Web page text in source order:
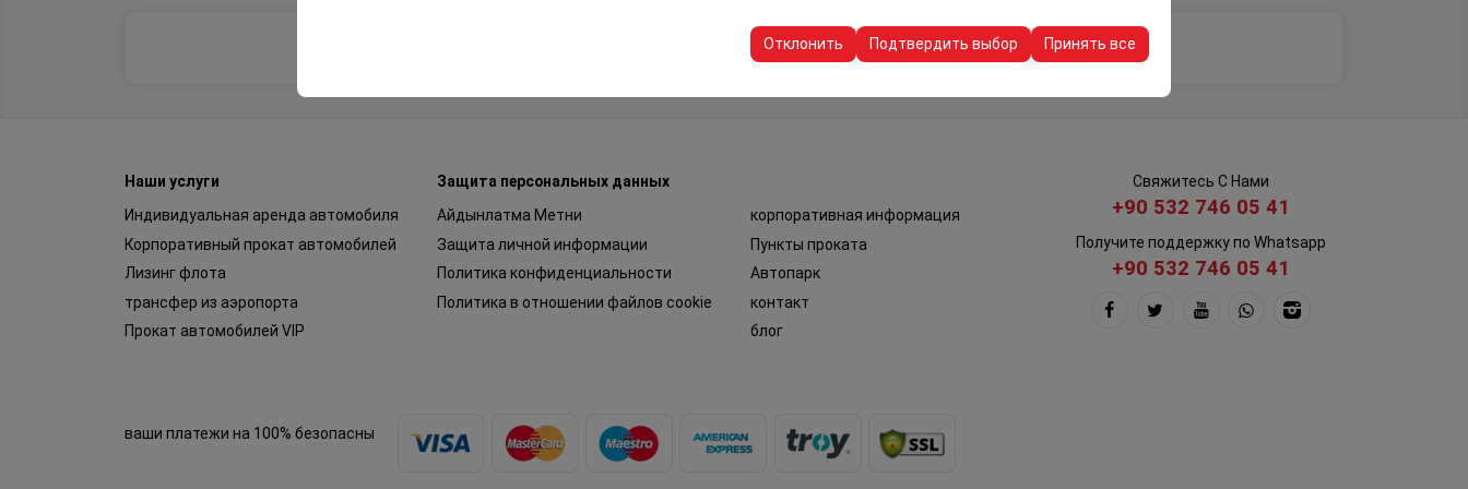
платформе путем сохранения настроек пользовательского интерфейса, языковых предпочтений и других
Отклонить Подтвердить выбор Принять все
Наши услуги
Индивидуальная аренда автомобиля
Корпоративный прокат автомобилей
Лизинг флота
трансфер из аэропорта
Прокат автомобилей VIP
Защита персональных данных
Айдынлатма Метни
Защита личной информации
Политика конфиденциальности
Политика в отношении файлов cookie
корпоративная информация
Пункты проката
Автопарк
контакт
блог
Свяжитесь С Нами
+90 532 746 05 41
Получите поддержку по Whatsapp
+90 532 746 05 41
ваши платежи на 100% безопасны